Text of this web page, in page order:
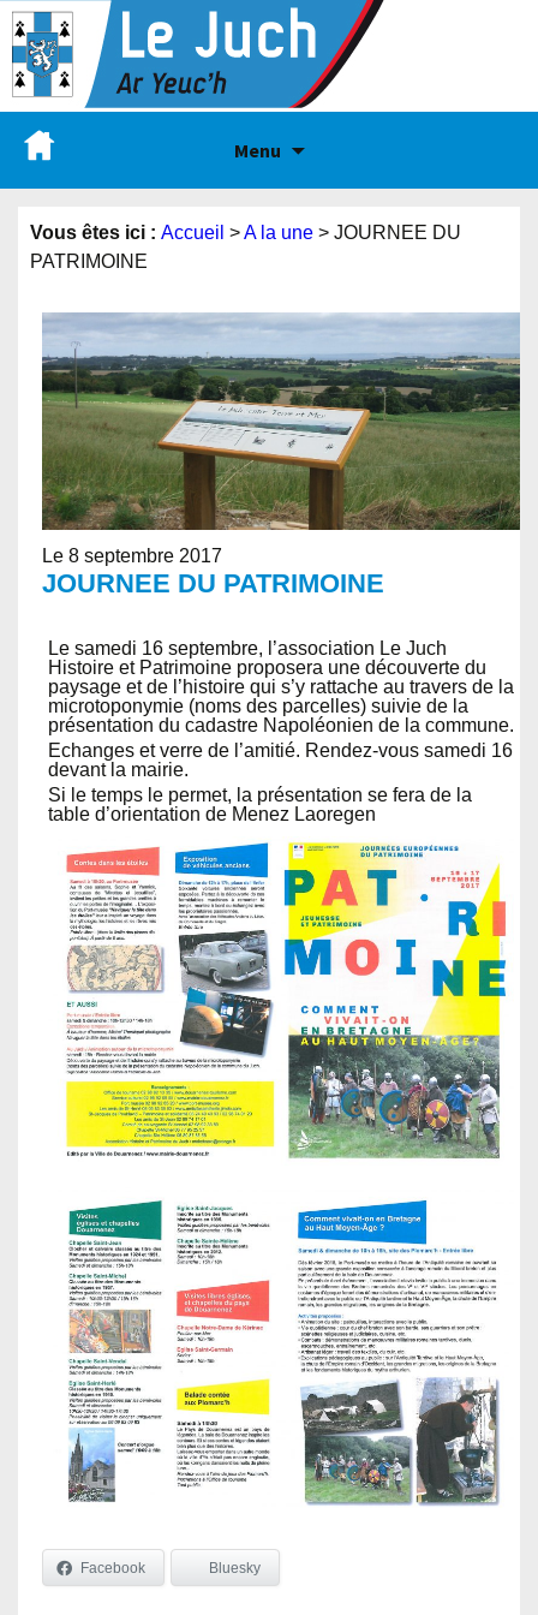
Menu
Vous êtes ici : Accueil >A la une > JOURNEE DU
PATRIMOINE
Le 8 septembre 2017
JOURNEE DU PATRIMOINE
Le samedi 16 septembre, l’association Le Juch
Histoire et Patrimoine proposera une découverte du
paysage et de l’histoire qui s’y rattache au travers de la
microtoponymie (noms des parcelles) suivie de la
présentation du cadastre Napoléonien de la commune.
Echanges et verre de l’amitié. Rendez-vous samedi 16
devant la mairie.
Si le temps le permet, la présentation se fera de la
table d’orientation de Menez Laoregen
Facebook Bluesky